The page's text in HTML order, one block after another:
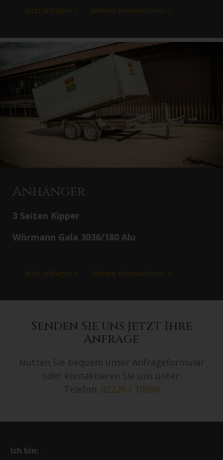
Jetzt anfragen > Weitere Informationen >
Anhänger
3 Seiten Kipper
Wörmann Gala 3036/180 Alu
Jetzt anfragen > Weitere Informationen >
Senden Sie uns jetzt Ihre
Anfrage
Nutzen Sie bequem unser Anfrageformular
oder kontaktieren Sie uns unter:
Telefon: 02226 / 10050
Ich bin: *